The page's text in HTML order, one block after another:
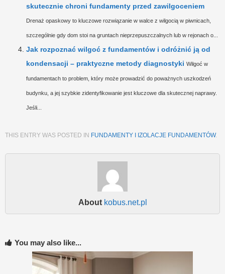
skutecznie chroni fundamenty przed zawilgoceniem
Drenaż opaskowy to kluczowe rozwiązanie w walce z wilgocią w piwnicach,
szczególnie gdy dom stoi na gruntach nieprzepuszczalnych lub w rejonach o...
Jak rozpoznać wilgoć z fundamentów i odróżnić ją od
kondensacji – praktyczne metody diagnostyki Wilgoć w
fundamentach to problem, który może prowadzić do poważnych uszkodzeń
budynku, a jej szybkie zidentyfikowanie jest kluczowe dla skutecznej naprawy.
Jeśli...
THIS ENTRY WAS POSTED IN FUNDAMENTY I IZOLACJE FUNDAMENTÓW.
About kobus.net.pl
You may also like...